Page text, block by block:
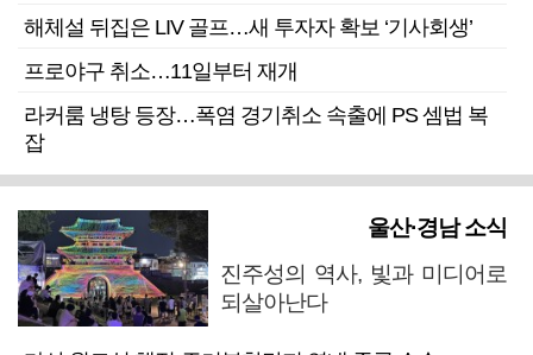
해체설 뒤집은 LIV 골프…새 투자자 확보 ‘기사회생’
프로야구 취소…11일부터 재개
라커룸 냉탕 등장…폭염 경기취소 속출에 PS 셈법 복
잡
울산·경남 소식
진주성의 역사, 빛과 미디어로
되살아난다